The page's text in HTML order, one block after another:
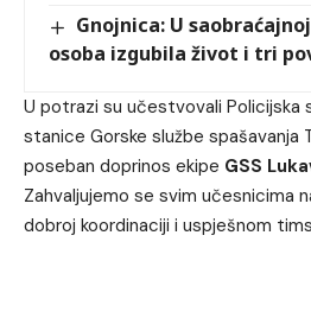
Gnojnica: U
osoba izgubila život i tri
U potrazi su učestvovali Policijska
stanice Gorske službe spašavanja
poseban doprinos ekipe GSS
Zahvaljujemo se svim učesnicima
dobroj koordinaciji i uspješnom